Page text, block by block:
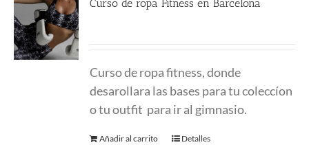
Curso de ropa Fitness en Barcelona
Curso de ropa fitness, donde
desarollara las bases para tu coleccíon
o tu outfit para ir al gimnasio.
Añadir al carrito Detalles